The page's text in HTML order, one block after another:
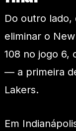
Do outro lado,
eliminar o
108 no jogo 6,
— a primeira
Lakers.
Em